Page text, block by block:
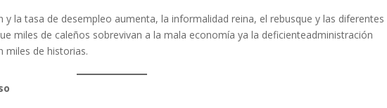
y la tasa de desempleo aumenta, la informalidad reina, el rebusque y las diferentes
miles de caleños sobrevivan a la mala economía ya la deficienteadministración
miles de historias.